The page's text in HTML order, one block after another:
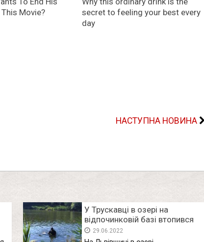
НАСТУПНА НОВИНА
У Трускавці в озері на
відпочинковій базі втопився
франківець
29.06.2022